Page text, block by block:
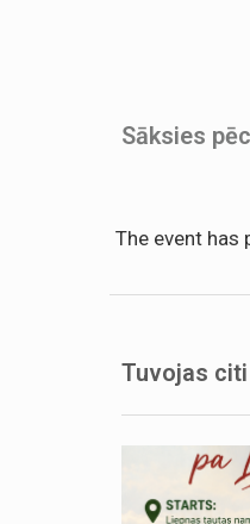
Sāksies
The event has
Tuvojas